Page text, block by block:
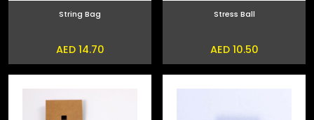
Stress Ball
AED 10.50
String Bag
AED 14.70